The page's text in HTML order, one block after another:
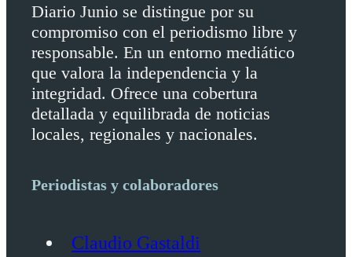
Diario Junio se distingue por su
compromiso con el periodismo libre y
responsable. En un entorno mediático
que valora la independencia y la
integridad. Ofrece una cobertura
detallada y equilibrada de noticias
locales, regionales y nacionales.
Periodistas y colaboradores
Claudio Gastaldi